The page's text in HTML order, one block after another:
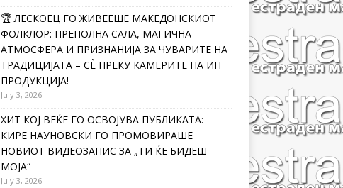
🏆 ЛЕСКОЕЦ ГО ЖИВЕЕШЕ МАКЕДОНСКИОТ
ФОЛКЛОР: ПРЕПОЛНА САЛА, МАГИЧНА
АТМОСФЕРА И ПРИЗНАНИЈА ЗА ЧУВАРИТЕ НА
ТРАДИЦИЈАТА – СÈ ПРЕКУ КАМЕРИТЕ НА ИН
ПРОДУКЦИЈА!
July 3, 2026
ХИТ КОЈ ВЕЌЕ ГО ОСВОЈУВА ПУБЛИКАТА:
КИРЕ НАУНОВСКИ ГО ПРОМОВИРАШЕ
НОВИОТ ВИДЕОЗАПИС ЗА „ТИ ЌЕ БИДЕШ
МОЈА“
July 3, 2026